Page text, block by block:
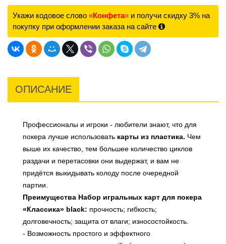
Укажи кодовое слово «Конфета» и получи скидку 3% на
покупку при оформлении заказа на сайте
ОПИСАНИЕ
Профессионалы и игроки - любители знают, что для
покера лучше использовать карты из пластика. Чем
выше их качество, тем большее количество циклов
раздачи и перетасовки они выдержат, и вам не
придётся выкидывать колоду после очередной
партии.
Преимущества Набор игральных карт для покера
«Классика» black: прочность; гибкость;
долговечность; защита от влаги; износостойкость.
- Возможность простого и эффектного